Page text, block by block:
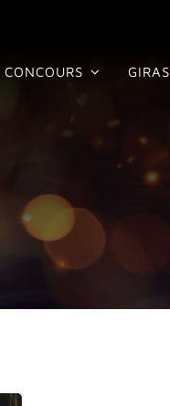
CONCOURS GIRAS